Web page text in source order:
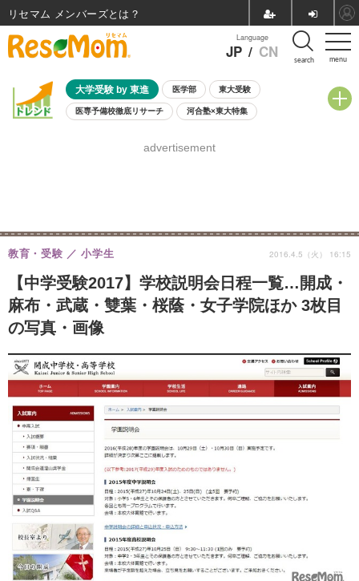
menu
Language
JP / CN search
大学受験 by 東進 医学部 東大受験
医専予備校徹底リサーチ 河合塾×東大特集
8月開催学校説明会・相談会
advertisement
【中学受験2017】学校説明会日程一覧…開成・
麻布・武蔵・雙葉・桜蔭・女子学院ほか 3枚目
の写真・画像
教育・受験 小学生 2016.4.5（火） 16:15
リセマム メンバーズ